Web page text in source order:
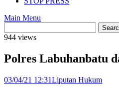
Main Menu
944 views
Polres Labuhanbatu
03/04/21 12:31Liputan Hukum